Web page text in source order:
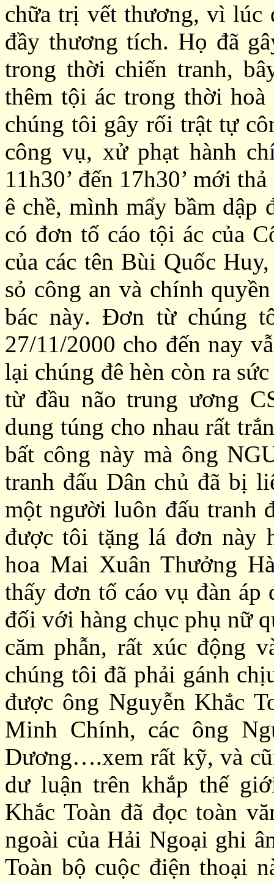
chữa trị vết thương, vì lúc
đầy thương tích. Họ đã
trong thời chiến tranh,
thêm tội ác trong thời
chúng tôi gây rối trật tự
công vụ, xửphạt hành
11h30’ đến 17h30’ mới thả
ê chề, mình mẩy bầm dập
có đơn tố cáo tội ác của
của các tên Bùi Quốc
sỏ công an và chính
bác này. Đơn từ chúng
27/11/2000 cho đến nay
lại chúng đê hèn còn ra
từ đầu não trung ương
dung túng cho nhau rất
bất công này mà ông
tranh đấu Dân chủ đã bị
một người luôn đấu tranh
được tôi tặng lá đơn này
hoa Mai Xuân Thưởng
thấy đơn tố cáo vụ đàn áp
đối với hàng chục phụ nữ
căm phẫn, rất xúc động
chúng tôi đã phải gánh
được ông Nguyễn Khắc
Minh Chính, các ông
Dương….xem rất kỹ, và
dư luận trên khắp thế
Khắc Toàn đã đọc toàn
ngoài của Hải Ngoại ghi
Toàn bộ cuộc điện thoại